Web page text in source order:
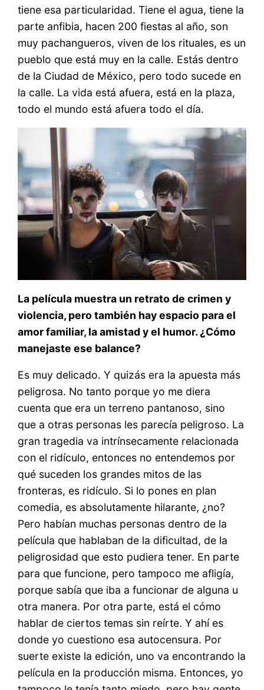
tiene esa particularidad. Tiene el agua, tiene la
parte anfibia, hacen 200 fiestas al año, son
muy pachangueros, viven de los rituales, es un
pueblo que está muy en la calle. Estás dentro
de la Ciudad de México, pero todo sucede en
la calle. La vida está afuera, está en la plaza,
todo el mundo está afuera todo el día.
La película muestra un retrato de crimen y
violencia, pero también hay espacio para el
amor familiar, la amistad y el humor. ¿Cómo
manejaste ese balance?
Es muy delicado. Y quizás era la apuesta más
peligrosa. No tanto porque yo me diera
cuenta que era un terreno pantanoso, sino
que a otras personas les parecía peligroso. La
gran tragedia va intrínsecamente relacionada
con el ridículo, entonces no entendemos por
qué suceden los grandes mitos de las
fronteras, es ridículo. Si lo pones en plan
comedia, es absolutamente hilarante, ¿no?
Pero habían muchas personas dentro de la
película que hablaban de la dificultad, de la
peligrosidad que esto pudiera tener. En parte
para que funcione, pero tampoco me afligía,
porque sabía que iba a funcionar de alguna u
otra manera. Por otra parte, está el cómo
hablar de ciertos temas sin reírte. Y ahí es
donde yo cuestiono esa autocensura. Por
suerte existe la edición, uno va encontrando la
película en la producción misma. Entonces, yo